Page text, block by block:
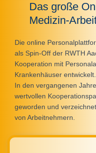
Das große
Medizin-
Die online
als Spin-Off der RWTH
Kooperation mit
Krankenhäuser entwickelt.
In den vergangenen
wertvollen
geworden und
von Arbeitnehmern.